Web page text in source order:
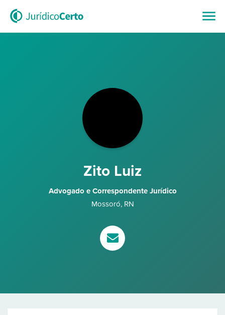
Zito Luiz
Advogado e Correspondente Jurídico
Mossoró, RN